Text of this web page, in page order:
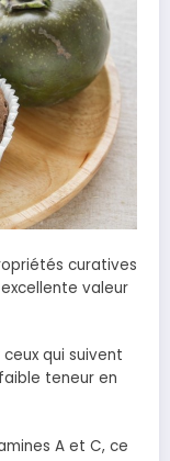
curatives
valeur
qui suivent
teneur en
A et C, ce